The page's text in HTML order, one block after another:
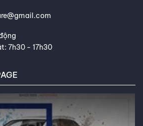
7h30 - 17h30